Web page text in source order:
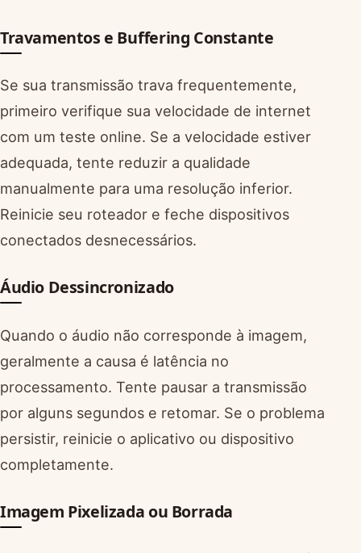
Travamentos e Buffering Constante
Se sua transmissão trava frequentemente,
primeiro verifique sua velocidade de internet
com um teste online. Se a velocidade estiver
adequada, tente reduzir a qualidade
manualmente para uma resolução inferior.
Reinicie seu roteador e feche dispositivos
conectados desnecessários.
Áudio Dessincronizado
Quando o áudio não corresponde à imagem,
geralmente a causa é latência no
processamento. Tente pausar a transmissão
por alguns segundos e retomar. Se o problema
persistir, reinicie o aplicativo ou dispositivo
completamente.
Imagem Pixelizada ou Borrada